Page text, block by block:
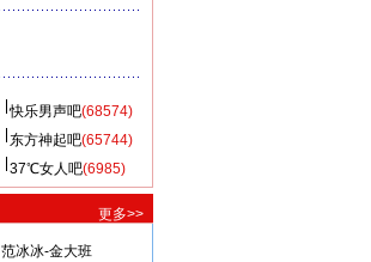
快乐男声吧(68574)
东方神起吧(65744)
37℃女人吧(6985)
更多>>
范冰冰-金大班